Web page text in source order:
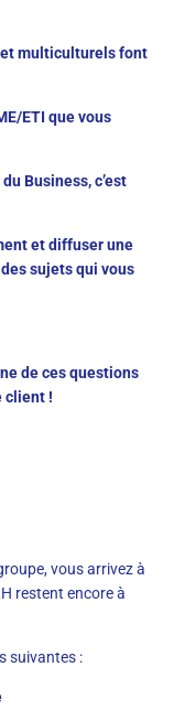
multiculturels font
ETI que vous
Business, c’est
et diffuser une
sujets qui vous
de ces questions
client !
vous arrivez à
restent encore à
suivantes :